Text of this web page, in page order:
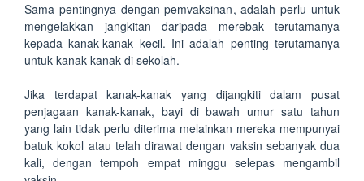
Sama pentingnya dengan pemvaksinan, adalah perlu untuk
mengelakkan jangkitan daripada merebak terutamanya
kepada kanak-kanak kecil. Ini adalah penting terutamanya
untuk kanak-kanak di sekolah.
Jika terdapat kanak-kanak yang dijangkiti dalam pusat
penjagaan kanak-kanak, bayi di bawah umur satu tahun
yang lain tidak perlu diterima melainkan mereka mempunyai
batuk kokol atau telah dirawat dengan vaksin sebanyak dua
kali, dengan tempoh empat minggu selepas mengambil